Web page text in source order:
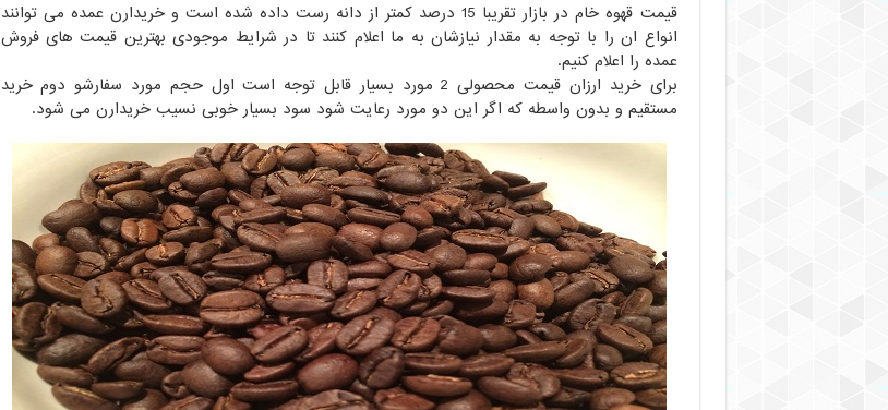
قیمت قهوه خام در بازار تقریبا 15 درصد کمتر از دانه رست داده شده است و خریدارن عمده می توانند
انواع ان را با توجه به مقدار نیازشان به ما اعلام کنند تا در شرایط موجودی بهترین قیمت های فروش
عمده را اعلام کنیم.
برای خرید ارزان قیمت محصولی 2 مورد بسیار قابل توجه است اول حجم مورد سفارشو دوم خرید
مستقیم و بدون واسطه که اگر این دو مورد رعایت شود سود بسیار خوبی نسیب خریدارن می شود.